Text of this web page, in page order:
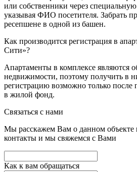
или собственники через
указывая ФИО посетителя. Забрать
ресепшене в одной из башен.
Как производится регистрация в
Сити»?
Апартаменты в комплексе являются
недвижимости, поэтому получить в
регистрацию возможно только после
в жилой фонд.
Связаться с нами
Мы расскажем Вам о данном объекте
контакты и мы свяжемся с Вами
Как к вам обращаться